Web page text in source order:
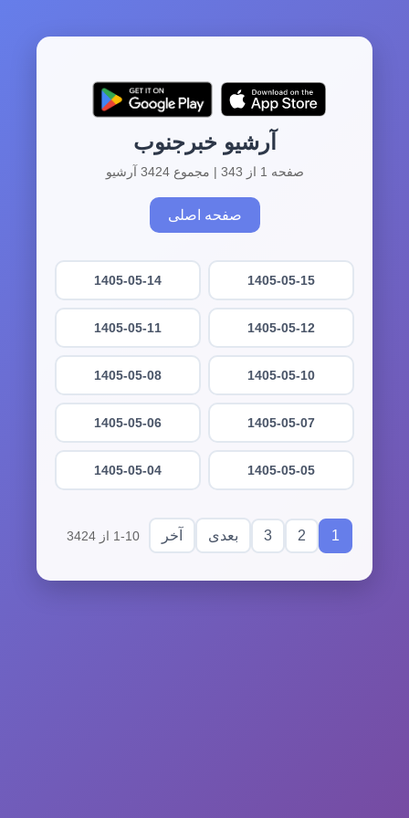
آرشیو خبرجنوب
صفحه 1 از 343 | مجموع 3424 آرشیو
صفحه اصلی
1405-05-15
1405-05-14
1405-05-12
1405-05-11
1405-05-10
1405-05-08
1405-05-07
1405-05-06
1405-05-05
1405-05-04
1
2
3 بعدی آخر 1-10 از 3424